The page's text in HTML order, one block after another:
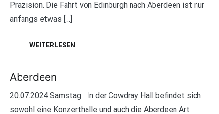
Präzision. Die Fahrt von Edinburgh nach Aberdeen ist nur
anfangs etwas […]
WEITERLESEN
Aberdeen
20.07.2024 Samstag In der Cowdray Hall befindet sich
sowohl eine Konzerthalle und auch die Aberdeen Art